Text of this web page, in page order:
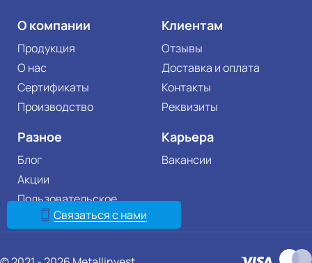
О компании
Продукция
О нас
Сертификаты
Производство
Клиентам
Отзывы
Доставка и оплата
Контакты
Реквизиты
Разное
Блог
Акции
Пользовательское
соглашение
Карьера
Вакансии
Связаться с нами